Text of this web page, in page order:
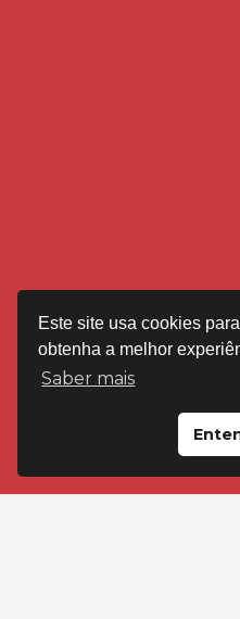
Este site usa cookies
obtenha a melhor
Saber mais